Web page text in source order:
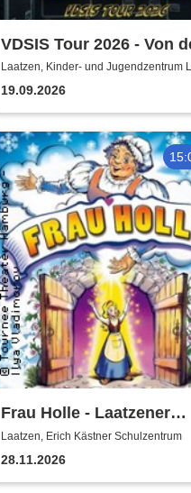
VDSIS Tour 2026 - Von
Strasse auf die Tour
Laatzen, Kinder- und Jugendzentrum
KiJuZ
19.09.2026
Frau Holle - Laatzener
Weihnachtsmärchen 2026
Laatzen, Erich Kästner Schulzentrum
28.11.2026